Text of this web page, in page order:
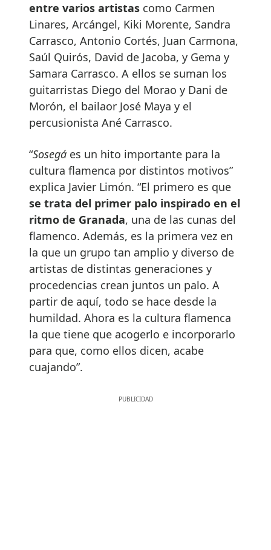
entre varios artistas como Carmen
Linares, Arcángel, Kiki Morente, Sandra
Carrasco, Antonio Cortés, Juan Carmona,
Saúl Quirós, David de Jacoba, y Gema y
Samara Carrasco. A ellos se suman los
guitarristas Diego del Morao y Dani de
Morón, el bailaor José Maya y el
percusionista Ané Carrasco.
“Sosegá es un hito importante para la
cultura flamenca por distintos motivos”
explica Javier Limón. “El primero es que
se trata del primer palo inspirado en el
ritmo de Granada, una de las cunas del
flamenco. Además, es la primera vez en
la que un grupo tan amplio y diverso de
artistas de distintas generaciones y
procedencias crean juntos un palo. A
partir de aquí, todo se hace desde la
humildad. Ahora es la cultura flamenca
la que tiene que acogerlo e incorporarlo
para que, como ellos dicen, acabe
cuajando”.